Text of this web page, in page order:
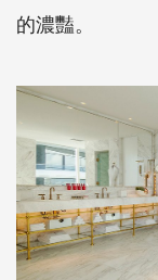
的濃豔。